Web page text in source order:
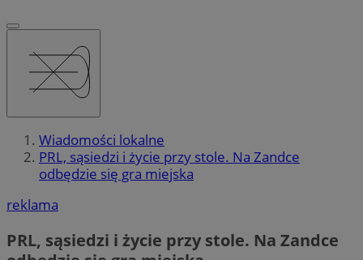
Wiadomości lokalne
PRL, sąsiedzi i życie przy stole. Na Zandce
odbędzie się gra miejska
reklama
PRL, sąsiedzi i życie przy stole. Na Zandce